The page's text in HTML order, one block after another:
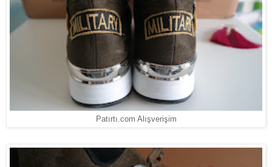
Patırtı.com Alışverişim